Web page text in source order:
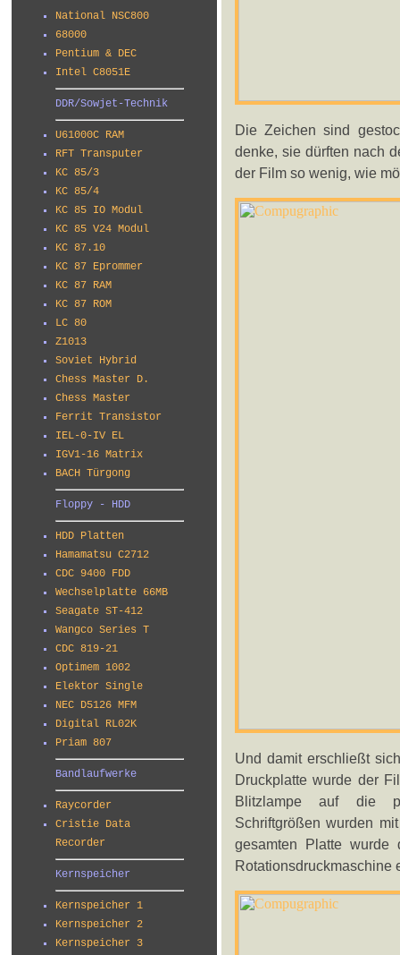
National NSC800
68000
Pentium & DEC
Intel C8051E
DDR/Sowjet-Technik
U61000C RAM
RFT Transputer
KC 85/3
KC 85/4
KC 85 IO Modul
KC 85 V24 Modul
KC 87.10
KC 87 Eprommer
KC 87 RAM
KC 87 ROM
LC 80
Z1013
Soviet Hybrid
Chess Master D.
Chess Master
Ferrit Transistor
IEL-0-IV EL
IGV1-16 Matrix
BACH Türgong
Floppy - HDD
HDD Platten
Hamamatsu C2712
CDC 9400 FDD
Wechselplatte 66MB
Seagate ST-412
Wangco Series T
CDC 819-21
Optimem 1002
Elektor Single
NEC D5126 MFM
Digital RL02K
Priam 807
Bandlaufwerke
Raycorder
Cristie Data
Recorder
Kernspeicher
Kernspeicher 1
Kernspeicher 2
Kernspeicher 3
Die Zeichen sind
denke, sie dürften nach
der Film so wenig, wie
Und damit erschließt
Druckplatte wurde der
Blitzlampe auf die
Schriftgrößen wurden
gesamten Platte
Rotationsdruckmaschine